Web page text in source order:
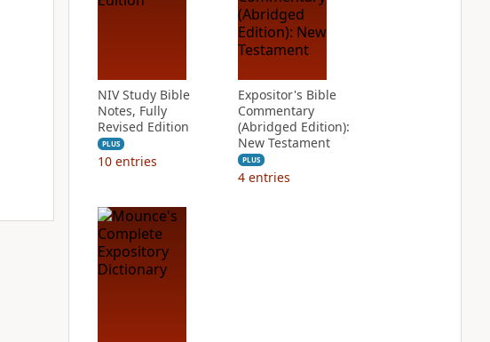
NIV Study Bible
Notes, Fully
Revised Edition
PLUS
10 entries
Expositor's Bible
Commentary
(Abridged Edition):
New Testament
PLUS
4 entries